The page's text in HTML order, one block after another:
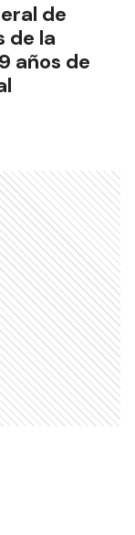
de
de la
años de